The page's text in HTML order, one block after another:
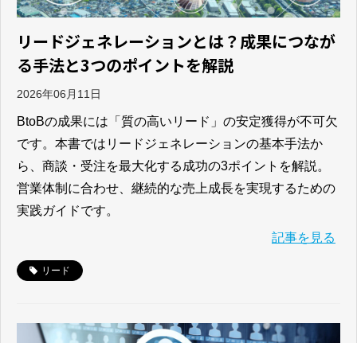
リードジェネレーションとは？成果につなが
る手法と3つのポイントを解説
2026年06月11日
BtoBの成果には「質の高いリード」の安定獲得が不可欠
です。本書ではリードジェネレーションの基本手法か
ら、商談・受注を最大化する成功の3ポイントを解説。
営業体制に合わせ、継続的な売上成長を実現するための
実践ガイドです。
記事を見る
リード